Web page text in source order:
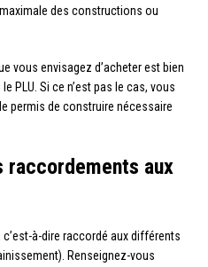
des constructions ou
vous envisagez d’acheter est bien
PLU. Si ce n’est pas le cas, vous
permis de construire nécessaire
raccordements aux
à-dire raccordé aux différents
Renseignez-vous